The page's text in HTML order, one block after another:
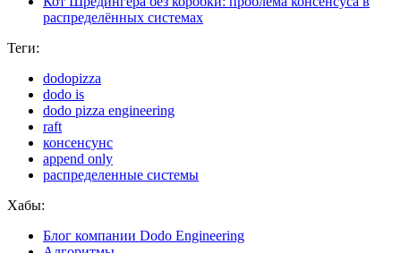
распределённых системах
Теги:
dodopizza
dodo is
dodo pizza engineering
raft
консенсунс
append only
распределенные системы
Хабы:
Блог компании Dodo Engineering